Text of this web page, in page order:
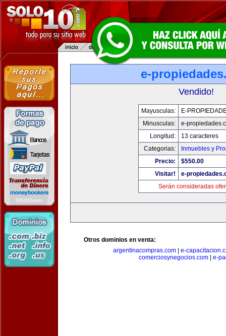
e-
Vendido!
Mayusculas:
E-
Minusculas:
e-
Longitud:
13 caracteres
Categorias:
Inmuebles y
Precio:
$550.00
Visitar!
e-
Serán consideradas
Otros dominios en venta:
argentinacompras.com| e-
comerciosynegocios.com
e-